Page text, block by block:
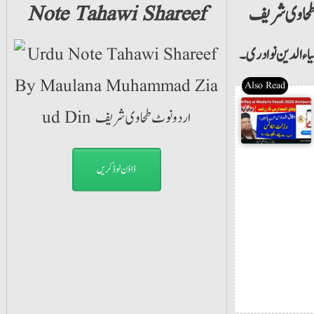
Note Tahawi Shareef
ڈاؤن لوڈ کریں
شریف
الدین نوادری۔